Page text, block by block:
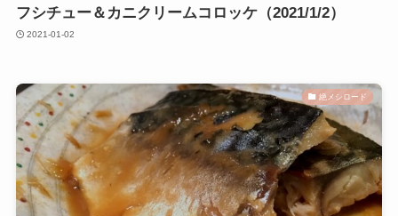
フシチュー＆カニクリームコロッケ（2021/1/2）
2021-01-02
絶メシロード